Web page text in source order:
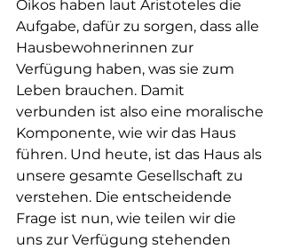
Oikos haben laut Aristoteles die
Aufgabe, dafür zu sorgen, dass alle
Hausbewohnerinnen zur
Verfügung haben, was sie zum
Leben brauchen. Damit
verbunden ist also eine moralische
Komponente, wie wir das Haus
führen. Und heute, ist das Haus als
unsere gesamte Gesellschaft zu
verstehen. Die entscheidende
Frage ist nun, wie teilen wir die
uns zur Verfügung stehenden